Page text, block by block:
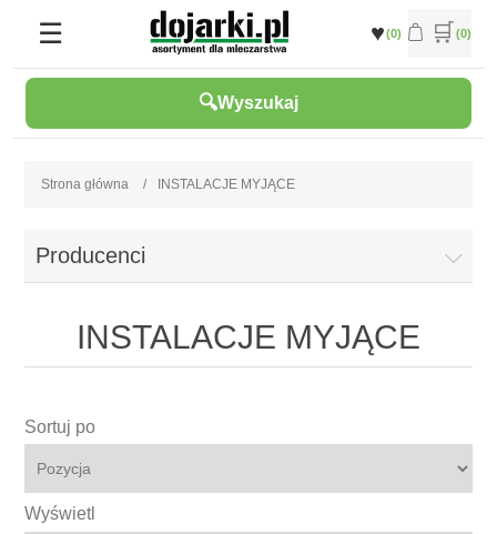
(0) (0)
Wyszukaj
Strona główna / INSTALACJE MYJĄCE
Producenci
INSTALACJE MYJĄCE
Sortuj po
Wyświetl